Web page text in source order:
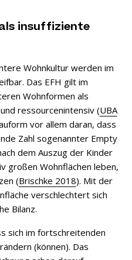
insuffiziente
Wohnkultur werden im
Das EFH gilt im
Wohnformen als
ressourcenintensiv (UBA
vor allem daran, dass
Zahl sogenannter Empty
dem Auszug der Kinder
großen Wohnflächen leben,
(Brischke 2018). Mit der
verschlechtert sich
Bilanz.
sich im fortschreitenden
(können). Das